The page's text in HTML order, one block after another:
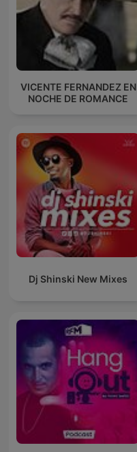
VICENTE FERNANDEZ EN
NOCHE DE ROMANCE
Dj Shinski New Mixes